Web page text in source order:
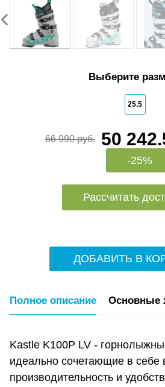
Выберите
25.5
66 990 руб. 50
-25%
Рассчитать
ДОБАВИТЬ В
Полное описание Основные
Kastle K100P LV -
идеально сочетающие в себе
производительность и